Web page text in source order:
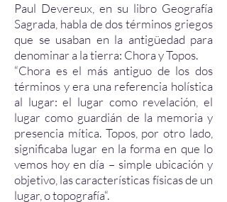
Paul Devereux, en su libro Geografía
Sagrada, habla de dos términos griegos
que se usaban en la antigüedad para
denominar a la tierra: Chora y Topos.
“Chora es el más antiguo de los dos
términos y era una referencia holística
al lugar: el lugar como revelación, el
lugar como guardián de la memoria y
presencia mítica. Topos, por otro lado,
significaba lugar en la forma en que lo
vemos hoy en día – simple ubicación y
objetivo, las características físicas de un
lugar, o topografía“.